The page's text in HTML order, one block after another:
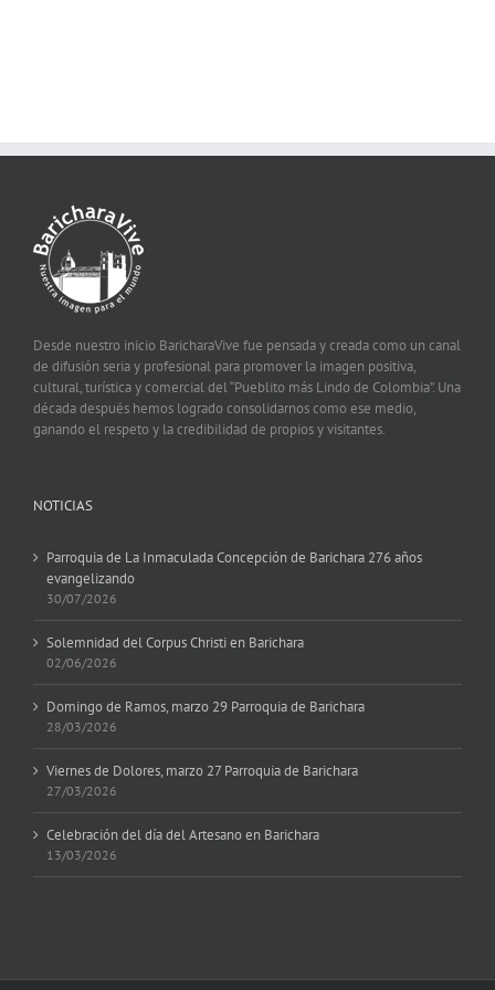
Desde nuestro inicio BaricharaVive fue pensada y creada como un canal
de difusión seria y profesional para promover la imagen positiva,
cultural, turística y comercial del “Pueblito más Lindo de Colombia”. Una
década después hemos logrado consolidarnos como ese medio,
ganando el respeto y la credibilidad de propios y visitantes.
NOTICIAS
Parroquia de La Inmaculada Concepción de Barichara 276 años
evangelizando
30/07/2026
Solemnidad del Corpus Christi en Barichara
02/06/2026
Domingo de Ramos, marzo 29 Parroquia de Barichara
28/03/2026
Viernes de Dolores, marzo 27 Parroquia de Barichara
27/03/2026
Celebración del día del Artesano en Barichara
13/03/2026